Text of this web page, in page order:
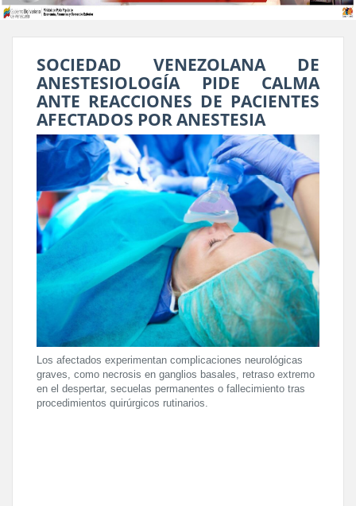
SOCIEDAD VENEZOLANA DE
ANESTESIOLOGÍA PIDE CALMA
ANTE REACCIONES DE PACIENTES
AFECTADOS POR ANESTESIA
Los afectados experimentan complicaciones neurológicas
graves, como necrosis en ganglios basales, retraso extremo
en el despertar, secuelas permanentes o fallecimiento tras
procedimientos quirúrgicos rutinarios.